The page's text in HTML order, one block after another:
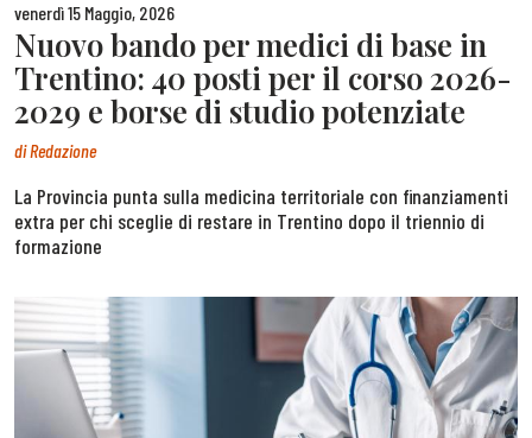
venerdì 15 Maggio, 2026
Nuovo bando per medici di base in
Trentino: 40 posti per il corso 2026-
2029 e borse di studio potenziate
diRedazione
La Provincia punta sulla medicina territoriale con finanziamenti
extra per chi sceglie di restare in Trentino dopo il triennio di
formazione